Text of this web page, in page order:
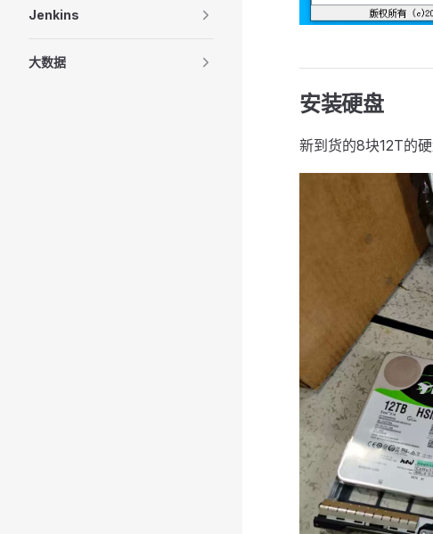
Jenkins
大数据
安装硬盘
新到货的8块12T的